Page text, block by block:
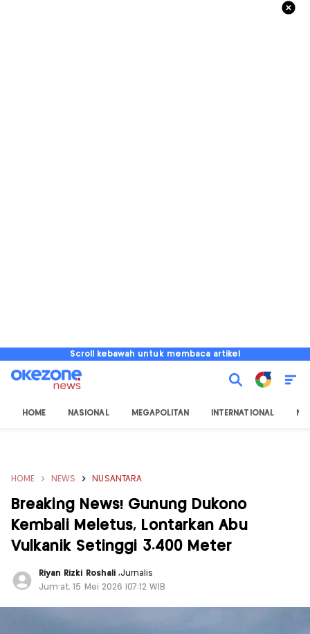
Scroll kebawah untuk membaca artikel
HOME NASIONAL MEGAPOLITAN INTERNATIONAL
HOME NEWS NUSANTARA
Breaking News! Gunung Dukono
Kembali Meletus, Lontarkan Abu
Vulkanik Setinggi 3.400 Meter
Riyan Rizki Roshali ,Jurnalis
Jum'at, 15 Mei 2026 |07:12 WIB